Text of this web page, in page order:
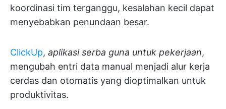
koordinasi tim terganggu, kesalahan kecil dapat
menyebabkan penundaan besar.
ClickUp, aplikasi serba guna untuk pekerjaan,
mengubah entri data manual menjadi alur kerja
cerdas dan otomatis yang dioptimalkan untuk
produktivitas.